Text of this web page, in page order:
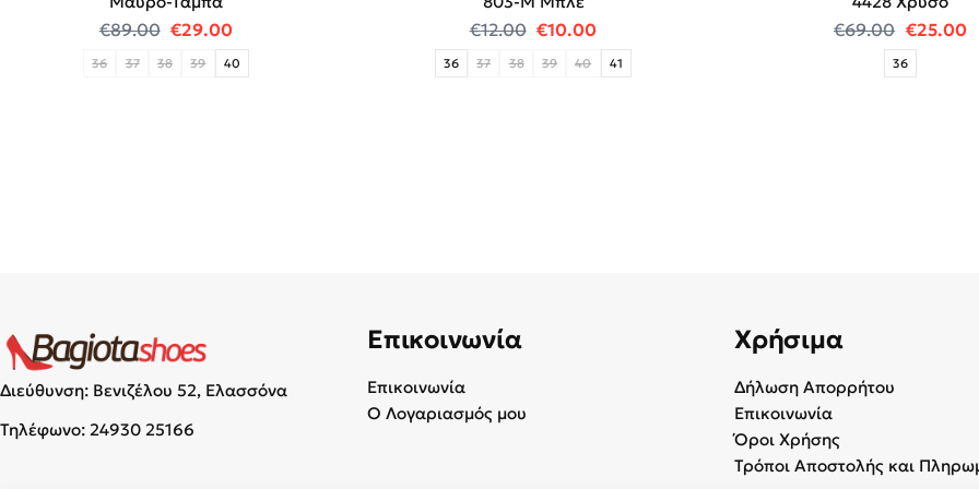
€89.00 Original price was: €89.00.
€29.00Η τρέχουσα τιμή είναι: €29.00.
36 37 38 39 40
€12.00 Original price was: €12.00.
€10.00Η τρέχουσα τιμή είναι: €10.00.
36 37 38 39 40 41
€69.00 Original
€25.00
36
Διεύθυνση: Βενιζέλου 52, Ελασσόνα
Τηλέφωνο: 24930 25166
Επικοινωνία
Επικοινωνία
Ο Λογαριασμός μου
Χρήσιμα
Δήλωση Απορρήτου
Επικοινωνία
Όροι Χρήσης
Τρόποι Αποστολής και